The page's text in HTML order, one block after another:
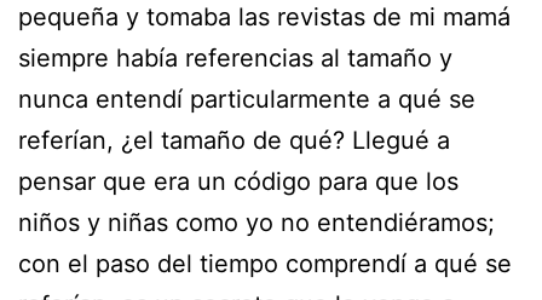
pequeña y tomaba las revistas de mi mamá
siempre había referencias al tamaño y
nunca entendí particularmente a qué se
referían, ¿el tamaño de qué? Llegué a
pensar que era un código para que los
niños y niñas como yo no entendiéramos;
con el paso del tiempo comprendí a qué se